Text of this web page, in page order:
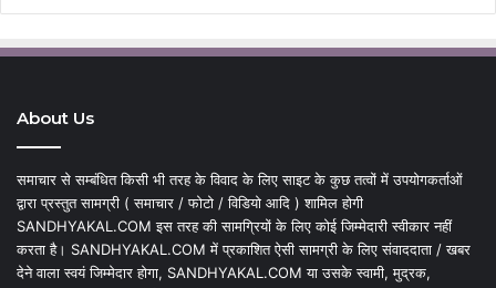
About Us
समाचार से सम्बंधित किसी भी तरह के विवाद के लिए साइट के कुछ तत्वों में उपयोगकर्ताओं
द्वारा प्रस्तुत सामग्री ( समाचार / फोटो / विडियो आदि ) शामिल होगी
SANDHYAKAL.COM इस तरह की सामग्रियों के लिए कोई जिम्मेदारी स्वीकार नहीं
करता है। SANDHYAKAL.COM में प्रकाशित ऐसी सामग्री के लिए संवाददाता / खबर
देने वाला स्वयं जिम्मेदार होगा, SANDHYAKAL.COM या उसके स्वामी, मुद्रक,